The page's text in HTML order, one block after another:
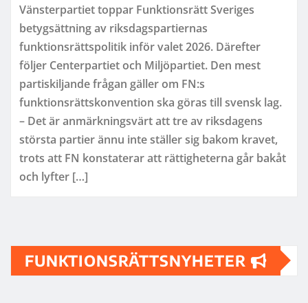
Vänsterpartiet toppar Funktionsrätt Sveriges
betygsättning av riksdagspartiernas
funktionsrättspolitik inför valet 2026. Därefter
följer Centerpartiet och Miljöpartiet. Den mest
partiskiljande frågan gäller om FN:s
funktionsrättskonvention ska göras till svensk lag.
– Det är anmärkningsvärt att tre av riksdagens
största partier ännu inte ställer sig bakom kravet,
trots att FN konstaterar att rättigheterna går bakåt
och lyfter […]
FUNKTIONSRÄTTSNYHETER